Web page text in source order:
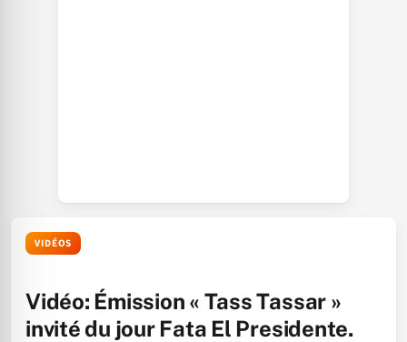
VIDÉOS
Vidéo: Émission « Tass Tassar »
invité du jour Fata El Presidente.